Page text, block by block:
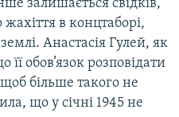
залишається свідків,
в концтаборі,
Анастасія Гулей, як
обов’язок розповідати
більше такого не
що у січні 1945 не